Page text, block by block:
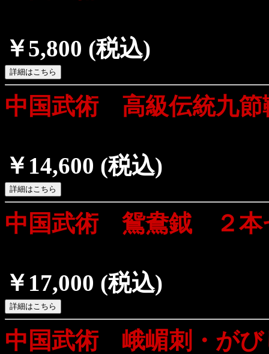
￥5,800 (税込)
中国武術 高級伝統九
￥14,600 (税込)
中国武術 鴛鴦鉞 ２
￥17,000 (税込)
中国武術 峨嵋刺・が